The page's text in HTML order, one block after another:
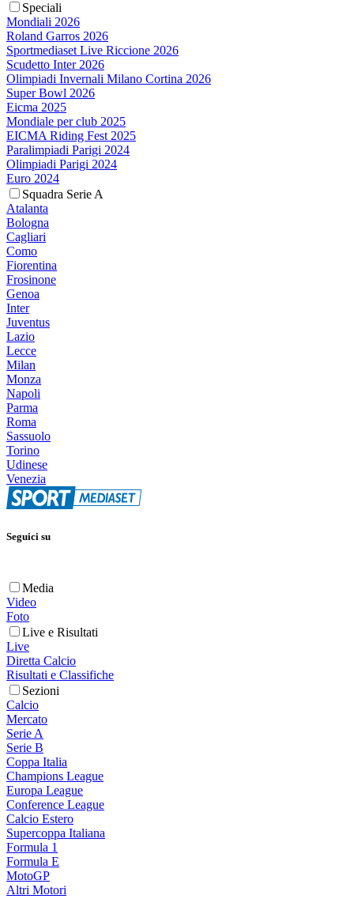
Speciali
Mondiali 2026
Roland Garros 2026
Sportmediaset Live Riccione 2026
Scudetto Inter 2026
Olimpiadi Invernali Milano Cortina 2026
Super Bowl 2026
Eicma 2025
Mondiale per club 2025
EICMA Riding Fest 2025
Paralimpiadi Parigi 2024
Olimpiadi Parigi 2024
Euro 2024
Squadra Serie A
Atalanta
Bologna
Cagliari
Como
Fiorentina
Frosinone
Genoa
Inter
Juventus
Lazio
Lecce
Milan
Monza
Napoli
Parma
Roma
Sassuolo
Torino
Udinese
Venezia
Seguici su
Media
Video
Foto
Live e Risultati
Live
Diretta Calcio
Risultati e Classifiche
Sezioni
Calcio
Mercato
Serie A
Serie B
Coppa Italia
Champions League
Europa League
Conference League
Calcio Estero
Supercoppa Italiana
Formula 1
Formula E
MotoGP
Altri Motori